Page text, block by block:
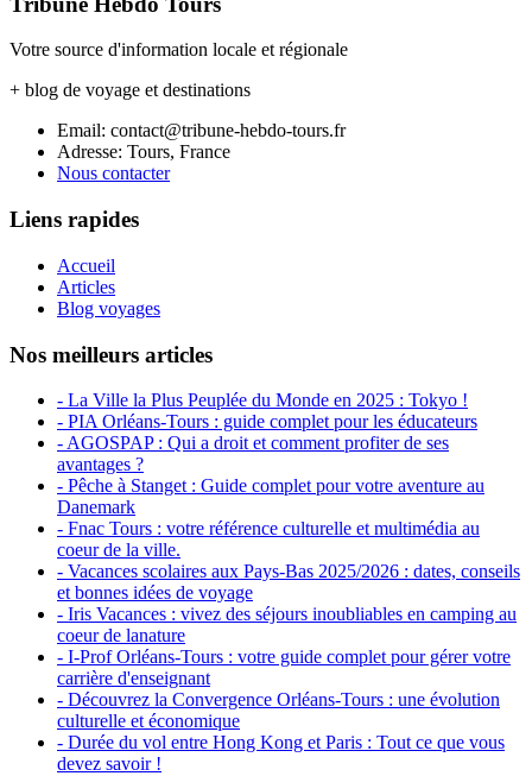
Votre source d'information locale et régionale
+ blog de voyage et destinations
Email: contact@tribune-hebdo-tours.fr
Adresse: Tours, France
Nous contacter
Liens rapides
Accueil
Articles
Blog voyages
Nos meilleurs articles
- La Ville la Plus Peuplée du Monde en 2025 : Tokyo !
- PIA Orléans-Tours : guide complet pour les éducateurs
- AGOSPAP : Qui a droit et comment profiter de ses
avantages ?
- Pêche à Stanget : Guide complet pour votre aventure au
Danemark
- Fnac Tours : votre référence culturelle et multimédia au
coeur de la ville.
- Vacances scolaires aux Pays-Bas 2025/2026 : dates, conseils
et bonnes idées de voyage
- Iris Vacances : vivez des séjours inoubliables en camping au
coeur de lanature
- I-Prof Orléans-Tours : votre guide complet pour gérer votre
carrière d'enseignant
- Découvrez la Convergence Orléans-Tours : une évolution
culturelle et économique
- Durée du vol entre Hong Kong et Paris : Tout ce que vous
devez savoir !